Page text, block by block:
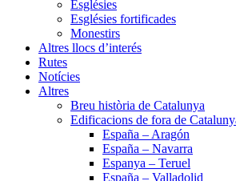
Esglésies
Esglésies fortificades
Monestirs
Altres llocs d’interés
Rutes
Notícies
Altres
Breu història de Catalunya
Edificacions de fora de
España – Aragón
España – Navarra
Espanya – Teruel
España – Valladolid